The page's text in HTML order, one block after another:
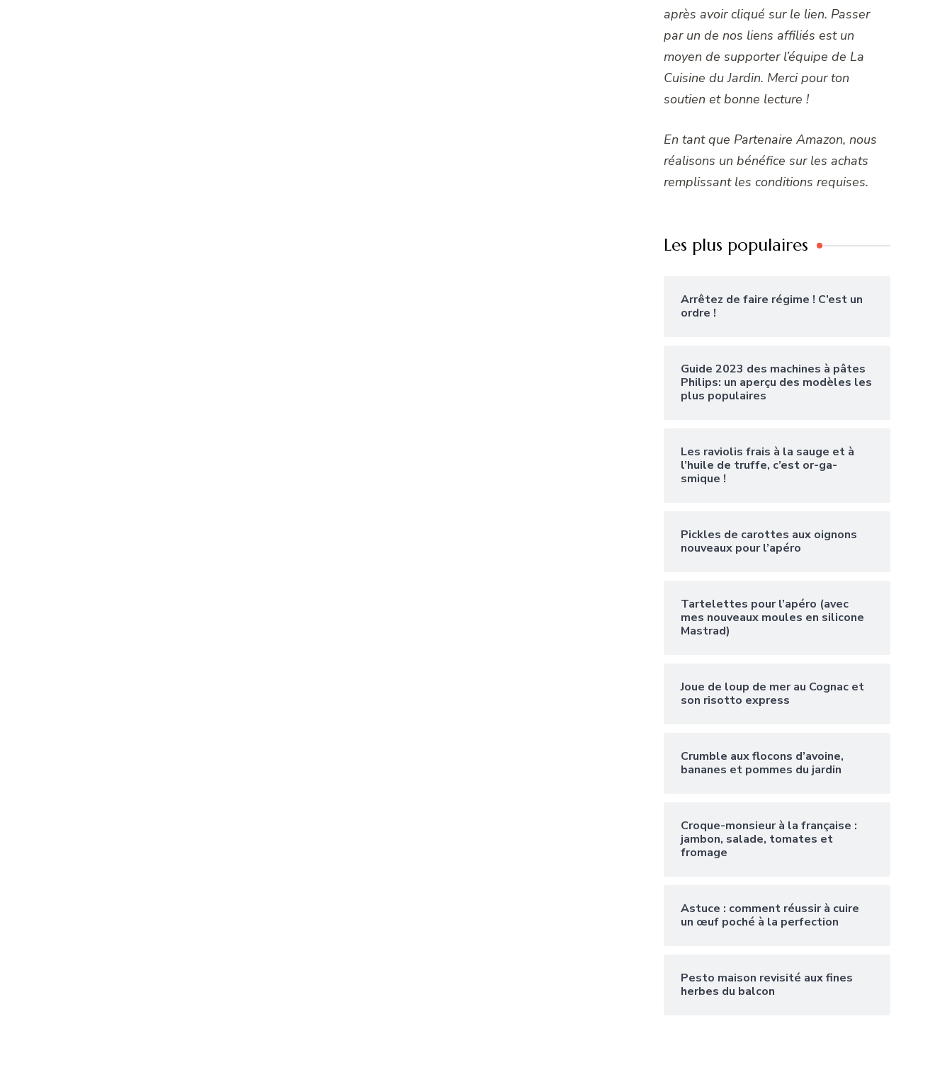
après avoir cliqué sur le lien. Passer
par un de nos liens affiliés est un
moyen de supporter l’équipe de La
Cuisine du Jardin. Merci pour ton
soutien et bonne lecture !
En tant que Partenaire Amazon, nous
réalisons un bénéfice sur les achats
remplissant les conditions requises.
Les plus populaires
Arrêtez de faire régime ! C’est un
ordre !
Guide 2023 des machines à pâtes
Philips: un aperçu des modèles les
plus populaires
Les raviolis frais à la sauge et à
l’huile de truffe, c’est or-ga-
smique !
Pickles de carottes aux oignons
nouveaux pour l’apéro
Tartelettes pour l’apéro (avec
mes nouveaux moules en silicone
Mastrad)
Joue de loup de mer au Cognac et
son risotto express
Crumble aux flocons d’avoine,
bananes et pommes du jardin
Croque-monsieur à la française :
jambon, salade, tomates et
fromage
Astuce : comment réussir à cuire
un œuf poché à la perfection
Pesto maison revisité aux fines
herbes du balcon